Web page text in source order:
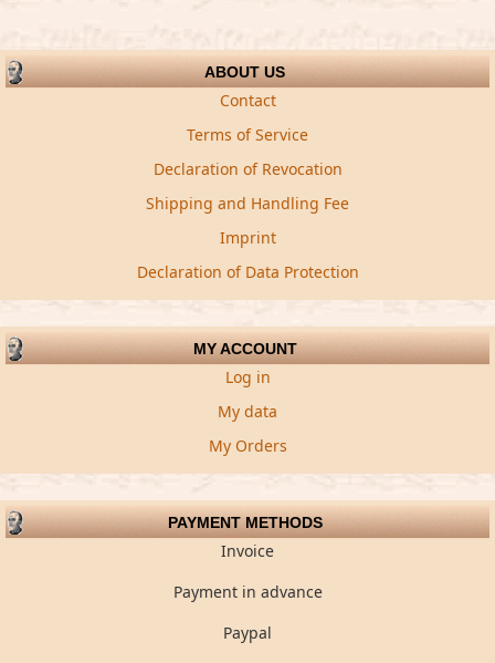
ABOUT US
Contact
Terms of Service
Declaration of Revocation
Shipping and Handling Fee
Imprint
Declaration of Data Protection
MY ACCOUNT
Log in
My data
My Orders
PAYMENT METHODS
Invoice
Payment in advance
Paypal